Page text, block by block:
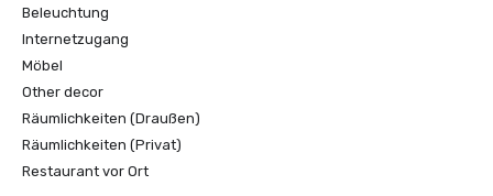
Beleuchtung
Internetzugang
Möbel
Other decor
Räumlichkeiten (Draußen)
Räumlichkeiten (Privat)
Restaurant vor Ort